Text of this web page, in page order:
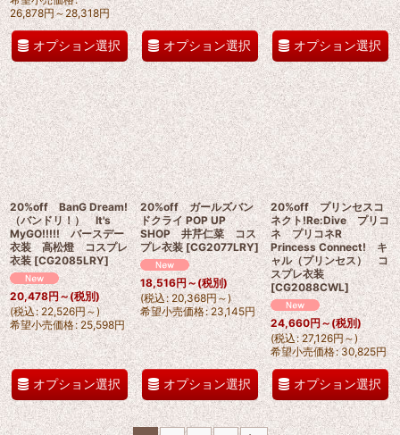
26,878円～28,318円
オプション選択 オプション選択 オプション選択
20%off BanG Dream!
（バンドリ！） It's
MyGO!!!!! バースデー
衣装 高松燈 コスプレ
衣装 [CG2085LRY]
20,478円～(税別)
(税込: 22,526円～)
希望小売価格: 25,598円
オプション選択
20%off ガールズバン
ドクライ POP UP
SHOP 井芹仁菜 コス
プレ衣装 [CG2077LRY]
18,516円～(税別)
(税込: 20,368円～)
希望小売価格: 23,145円
オプション選択
20%off プリンセスコ
ネクト!Re:Dive プリコ
ネ プリコネR
Princess Connect! キ
ャル（プリンセス） コ
スプレ衣装
[CG2088CWL]
24,660円～(税別)
(税込: 27,126円～)
希望小売価格: 30,825円
オプション選択